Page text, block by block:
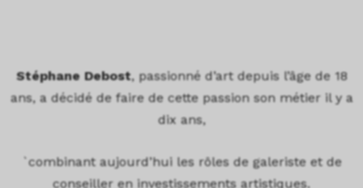
Stéphane Debost, passionné d’art depuis l’âge de 18
ans, a décidé de faire de cette passion son métier il y a
dix ans,
`combinant aujourd’hui les rôles de galeriste et de
conseiller en investissements artistiques.